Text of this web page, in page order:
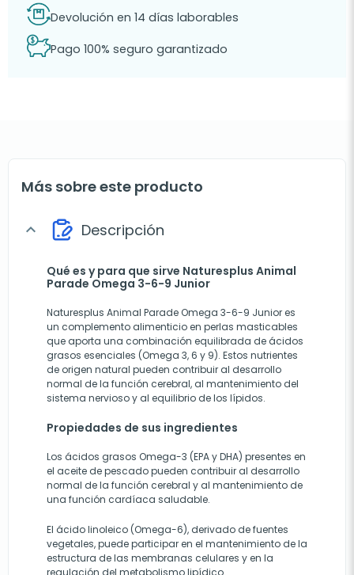
Devolución en 14 días laborables
Pago 100% seguro garantizado
Más sobre este producto
expand_more Descripción
Qué es y para que sirve Naturesplus Animal
Parade Omega 3-6-9 Junior
Naturesplus Animal Parade Omega 3-6-9 Junior es
un complemento alimenticio en perlas masticables
que aporta una combinación equilibrada de ácidos
grasos esenciales (Omega 3, 6 y 9). Estos nutrientes
de origen natural pueden contribuir al desarrollo
normal de la función cerebral, al mantenimiento del
sistema nervioso y al equilibrio de los lípidos.
Propiedades de sus ingredientes
Los ácidos grasos Omega-3 (EPA y DHA) presentes en
el aceite de pescado pueden contribuir al desarrollo
normal de la función cerebral y al mantenimiento de
una función cardíaca saludable.
El ácido linoleico (Omega-6), derivado de fuentes
vegetales, puede participar en el mantenimiento de la
estructura de las membranas celulares y en la
regulación del metabolismo lipídico.